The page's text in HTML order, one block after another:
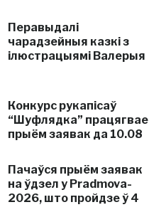
Перавыдалі
чарадзейныя казкі з
ілюстрацыямі Валерыя
Конкурс рукапісаў
“Шуфлядка” працягвае
прыём заявак да 10.08
Пачаўся прыём заявак
на ўдзел у Pradmova-
2026, што пройдзе ў 4